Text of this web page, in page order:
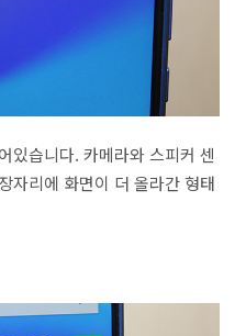
있습니다. 카메라와 스피커 센
자리에 화면이 더 올라간 형태